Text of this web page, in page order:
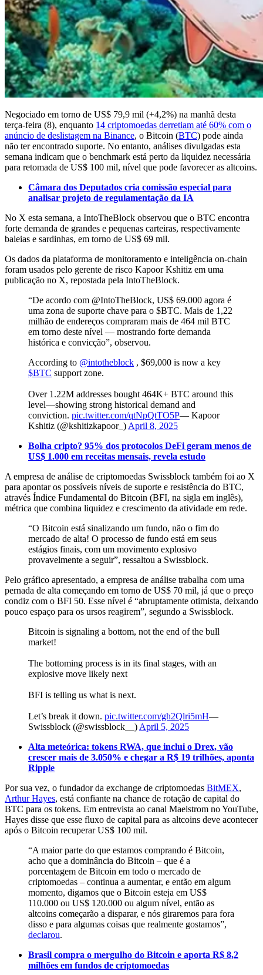
Negociado em torno de US$ 79,9 mil (+4,2%) na manhã desta
terça-feira (8), enquanto 14 criptomoedas derretiam até 60% com o
anúncio de deslistagem na Binance, o Bitcoin (BTC) pode ainda
não ter encontrado suporte. No entanto, análises divulgadas esta
semana indicam que o benchmark está perto da liquidez necessária
para retomada de US$ 100 mil, nível que pode favorecer as altcoins.
Câmara dos Deputados cria comissão especial para
analisar projeto de regulamentação da IA
No X esta semana, a IntoTheBlock observou que o BTC encontra
forte demanda de grandes e pequenas carteiras, respectivamente
baleias e sardinhas, em torno de US$ 69 mil.
Os dados da plataforma de monitoramento e inteligência on-chain
foram usados pelo gerente de risco Kapoor Kshitiz em uma
publicação no X, repostada pela IntoTheBlock.
“De acordo com @IntoTheBlock, US$ 69.000 agora é
uma zona de suporte chave para o $BTC. Mais de 1,22
milhão de endereços compraram mais de 464 mil BTC
em torno deste nível — mostrando forte demanda
histórica e convicção”, observou.
According to @intotheblock , $69,000 is now a key
$BTC support zone.
Over 1.22M addresses bought 464K+ BTC around this
level—showing strong historical demand and
conviction. pic.twitter.com/qtNpQtTO5P— Kapoor
Kshitiz (@kshitizkapoor_) April 8, 2025
Bolha cripto? 95% dos protocolos DeFi geram menos de
US$ 1.000 em receitas mensais, revela estudo
A empresa de análise de criptomoedas Swissblock também foi ao X
para apontar os possíveis níveis de suporte e resistência do BTC,
através Índice Fundamental do Bitcoin (BFI, na sigla em inglês),
métrica que combina liquidez e crescimento da atividade em rede.
“O Bitcoin está sinalizando um fundo, não o fim do
mercado de alta! O processo de fundo está em seus
estágios finais, com um movimento explosivo
provavelmente a seguir”, ressaltou a Swissblock.
Pelo gráfico apresentado, a empresa de análise trabalha com uma
pernada de alta começando em torno de US$ 70 mil, já que o preço
condiz com o BFI 50. Esse nível é “abruptamente otimista, deixando
pouco espaço para os ursos reagirem”, segundo a Swissblock.
Bitcoin is signaling a bottom, not the end of the bull
market!
The bottoming process is in its final stages, with an
explosive move likely next
BFI is telling us what is next.
Let’s break it down. pic.twitter.com/gh2Qlri5mH—
Swissblock (@swissblock__) April 5, 2025
Alta meteórica: tokens RWA, que inclui o Drex, vão
crescer mais de 3.050% e chegar a R$ 19 trilhões, aponta
Ripple
Por sua vez, o fundador da exchange de criptomoedas BitMEX,
Arthur Hayes, está confiante na chance de rotação de capital do
BTC para os tokens. Em entrevista ao canal Maelstrom no YouTube,
Hayes disse que esse fluxo de capital para as altcoins deve acontecer
após o Bitcoin recuperar US$ 100 mil.
“A maior parte do que estamos comprando é Bitcoin,
acho que a dominância do Bitcoin – que é a
porcentagem de Bitcoin em todo o mercado de
criptomoedas – continua a aumentar, e então em algum
momento, digamos que o Bitcoin esteja em US$
110.000 ou US$ 120.000 ou algum nível, então as
altcoins começarão a disparar, e nós giraremos para fora
disso e para algumas coisas que realmente gostamos”,
declarou.
Brasil compra o mergulho do Bitcoin e aporta R$ 8,2
milhões em fundos de criptomoedas